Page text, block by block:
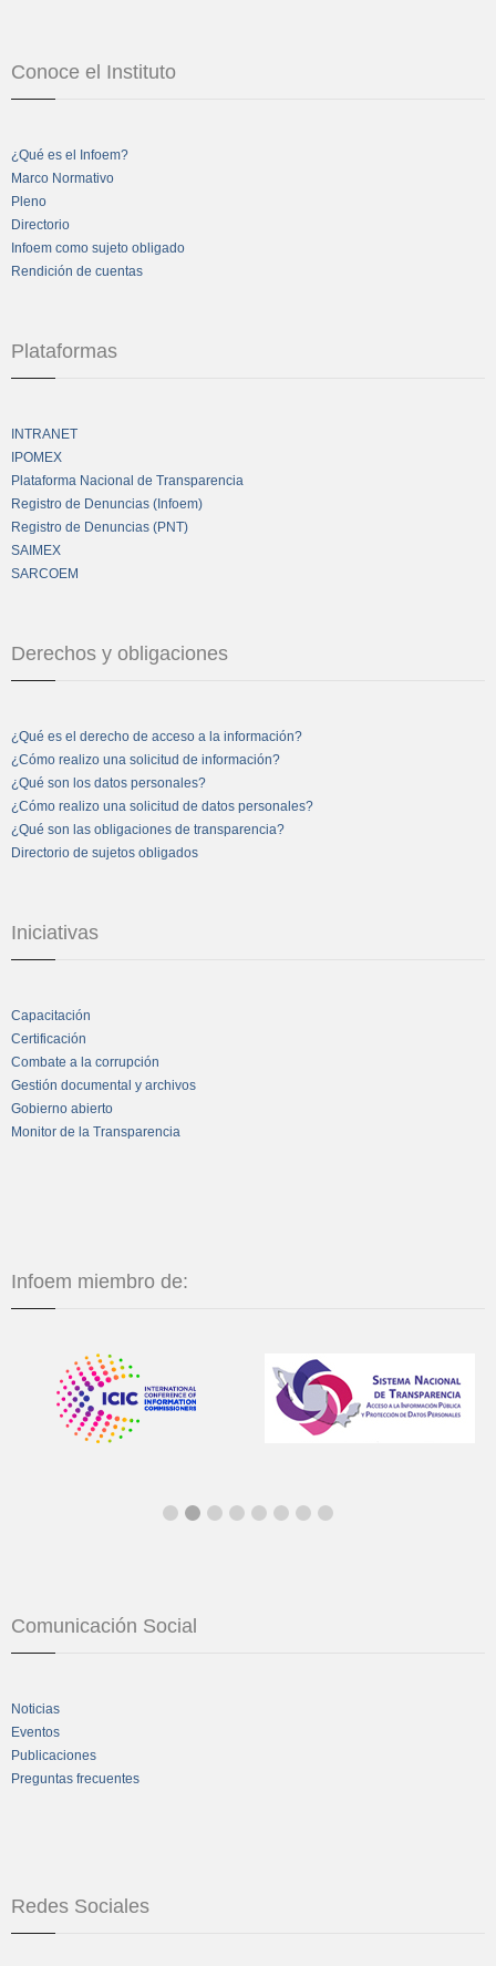
Conoce el Instituto
¿Qué es el Infoem?
Marco Normativo
Pleno
Directorio
Infoem como sujeto obligado
Rendición de cuentas
Plataformas
INTRANET
IPOMEX
Plataforma Nacional de Transparencia
Registro de Denuncias (Infoem)
Registro de Denuncias (PNT)
SAIMEX
SARCOEM
Derechos y obligaciones
¿Qué es el derecho de acceso a la información?
¿Cómo realizo una solicitud de información?
¿Qué son los datos personales?
¿Cómo realizo una solicitud de datos personales?
¿Qué son las obligaciones de transparencia?
Directorio de sujetos obligados
Iniciativas
Capacitación
Certificación
Combate a la corrupción
Gestión documental y archivos
Gobierno abierto
Monitor de la Transparencia
Infoem miembro de:
Comunicación Social
Noticias
Eventos
Publicaciones
Preguntas frecuentes
Redes Sociales